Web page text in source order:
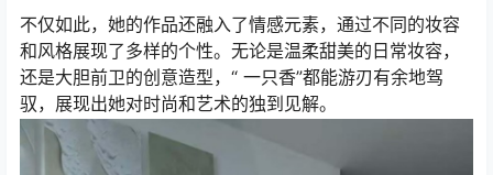
不仅如此，她的作品还融入了情感元素，通过不同的妆容
和风格展现了多样的个性。无论是温柔甜美的日常妆容，
还是大胆前卫的创意造型，“ 一只香”都能游刃有余地驾
驭，展现出她对时尚和艺术的独到见解。